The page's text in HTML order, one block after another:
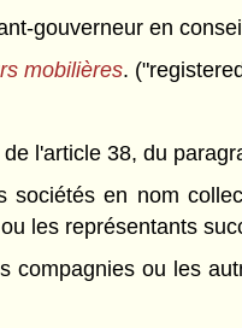
gouverneur en
mobilières.
l'article 38, du
en nom
les représentants
compagnies ou les